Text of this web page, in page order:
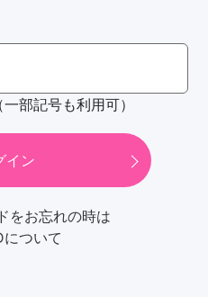
部記号も利用可）
イン
をお忘れの時は
ついて